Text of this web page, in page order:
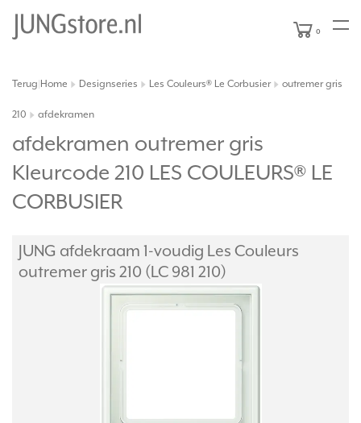
0
Terug Home Designseries Les Couleurs® Le Corbusier outremer gris
210 afdekramen
afdekramen outremer gris
Kleurcode 210 LES COULEURS® LE
CORBUSIER
JUNG afdekraam 1-voudig Les Couleurs
outremer gris 210 (LC 981 210)